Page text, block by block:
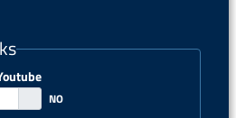
i
f